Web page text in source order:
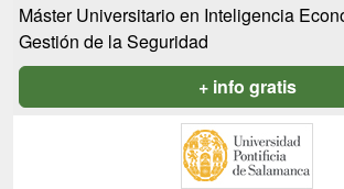
Máster Universitario en Inteligencia
Gestión de la Seguridad
+ info gratis